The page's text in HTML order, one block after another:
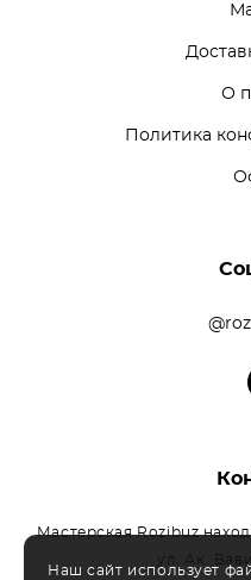
О
Политика
Мастерская Rozibuz
ул. Ак.
Наш сайт использует